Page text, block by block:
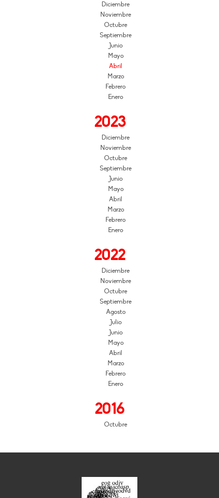
Diciembre
Noviembre
Octubre
Septiembre
Junio
Mayo
Abril
Marzo
Febrero
Enero
2023
Diciembre
Noviembre
Octubre
Septiembre
Junio
Mayo
Abril
Marzo
Febrero
Enero
2022
Diciembre
Noviembre
Octubre
Septiembre
Agosto
Julio
Junio
Mayo
Abril
Marzo
Febrero
Enero
2016
Octubre